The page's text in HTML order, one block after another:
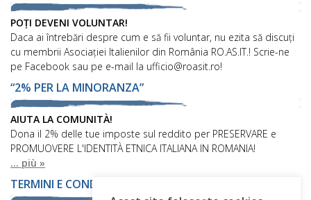
POȚI DEVENI VOLUNTAR!
Daca ai întrebări despre cum e să fii voluntar, nu ezita să discuți
cu membrii Asociației Italienilor din România RO.AS.IT.! Scrie-ne
pe Facebook sau pe e-mail la ufficio@roasit.ro!
“2% PER LA MINORANZA”
AIUTA LA COMUNITÀ!
Dona il 2% delle tue imposte sul reddito per PRESERVARE e
PROMUOVERE L'IDENTITÀ ETNICA ITALIANA IN ROMANIA!
... più »
TERMINI E CONDIZIONI